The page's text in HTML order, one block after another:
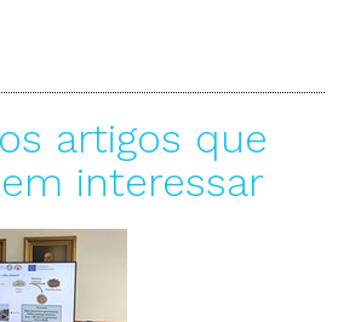
artigos que
interessar